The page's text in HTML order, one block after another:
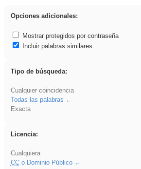
Opciones adicionales:
Mostrar protegidos por contraseña
Incluir palabras similares
Tipo de búsqueda:
Cualquier coincidencia
Todas las palabras
Exacta
Licencia:
Cualquiera
CCo Dominio Público